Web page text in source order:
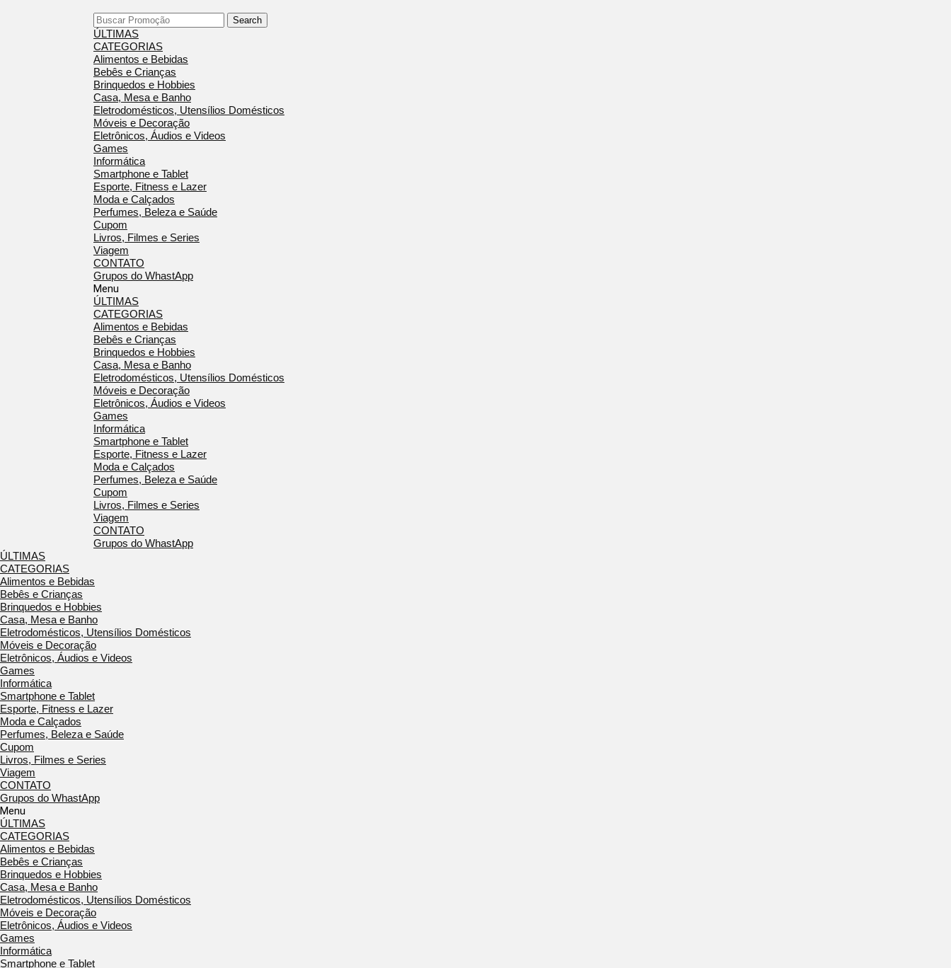
Search
ÚLTIMAS
CATEGORIAS
Alimentos e Bebidas
Bebês e Crianças
Brinquedos e Hobbies
Casa, Mesa e Banho
Eletrodomésticos, Utensílios Domésticos
Móveis e Decoração
Eletrônicos, Áudios e Videos
Games
Informática
Smartphone e Tablet
Esporte, Fitness e Lazer
Moda e Calçados
Perfumes, Beleza e Saúde
Cupom
Livros, Filmes e Series
Viagem
CONTATO
Grupos do WhastApp
Menu
ÚLTIMAS
CATEGORIAS
Alimentos e Bebidas
Bebês e Crianças
Brinquedos e Hobbies
Casa, Mesa e Banho
Eletrodomésticos, Utensílios Domésticos
Móveis e Decoração
Eletrônicos, Áudios e Videos
Games
Informática
Smartphone e Tablet
Esporte, Fitness e Lazer
Moda e Calçados
Perfumes, Beleza e Saúde
Cupom
Livros, Filmes e Series
Viagem
CONTATO
Grupos do WhastApp
ÚLTIMAS
CATEGORIAS
Alimentos e Bebidas
Bebês e Crianças
Brinquedos e Hobbies
Casa, Mesa e Banho
Eletrodomésticos, Utensílios Domésticos
Móveis e Decoração
Eletrônicos, Áudios e Videos
Games
Informática
Smartphone e Tablet
Esporte, Fitness e Lazer
Moda e Calçados
Perfumes, Beleza e Saúde
Cupom
Livros, Filmes e Series
Viagem
CONTATO
Grupos do WhastApp
Menu
ÚLTIMAS
CATEGORIAS
Alimentos e Bebidas
Bebês e Crianças
Brinquedos e Hobbies
Casa, Mesa e Banho
Eletrodomésticos, Utensílios Domésticos
Móveis e Decoração
Eletrônicos, Áudios e Videos
Games
Informática
Smartphone e Tablet